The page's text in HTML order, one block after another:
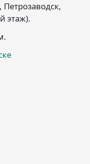
, Петрозаводск,
этаж).